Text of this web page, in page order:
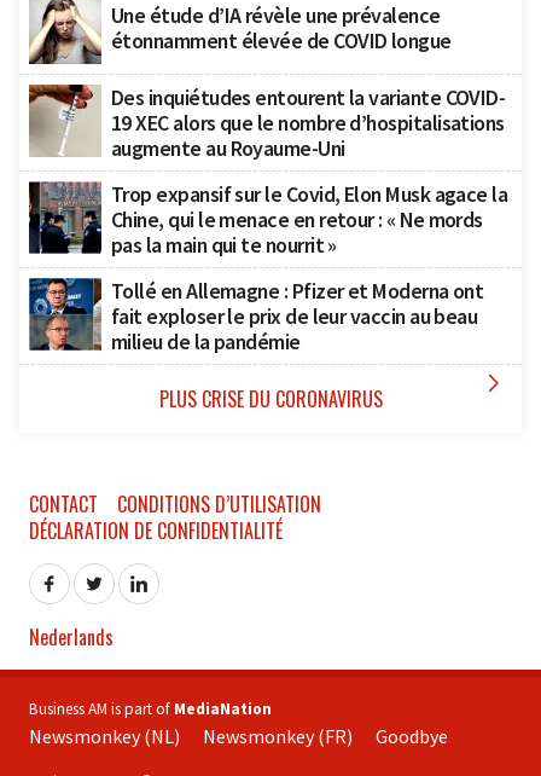
Une étude d’IA révèle une prévalence
étonnamment élevée de COVID longue
Des inquiétudes entourent la variante COVID-
19 XEC alors que le nombre d’hospitalisations
augmente au Royaume-Uni
Trop expansif sur le Covid, Elon Musk agace la
Chine, qui le menace en retour : « Ne mords
pas la main qui te nourrit »
Tollé en Allemagne : Pfizer et Moderna ont
fait exploser le prix de leur vaccin au beau
milieu de la pandémie
PLUS CRISE DU CORONAVIRUS 
CONTACT
CONDITIONS D’UTILISATION
DÉCLARATION DE CONFIDENTIALITÉ
Nederlands
Business AM is part of MediaNation
Newsmonkey (NL) Newsmonkey (FR) Goodbye